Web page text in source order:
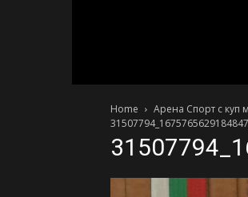
Home
Арена Спорт с куп